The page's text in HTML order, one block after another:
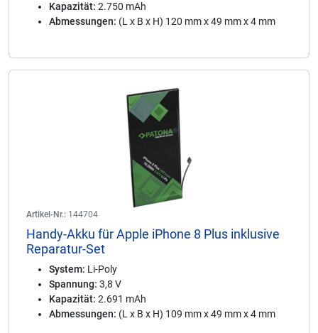
Kapazität: 2.750 mAh
Abmessungen: (L x B x H) 120 mm x 49 mm x 4 mm
Artikel-Nr.: 144704
Handy-Akku für Apple iPhone 8 Plus inklusive
Reparatur-Set
System: Li-Poly
Spannung: 3,8 V
Kapazität: 2.691 mAh
Abmessungen: (L x B x H) 109 mm x 49 mm x 4 mm